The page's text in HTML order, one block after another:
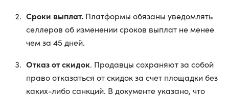
Сроки выплат. Платформы обязаны уведомлять
селлеров об изменении сроков выплат не менее
чем за 45 дней.
Отказ от скидок. Продавцы сохраняют за собой
право отказаться от скидок за счет площадки без
каких-либо санкций. В документе указано, что